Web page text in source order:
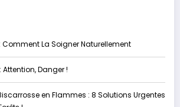
Comment La Soigner Naturellement
Danger !
en Flammes : 8 Solutions Urgentes